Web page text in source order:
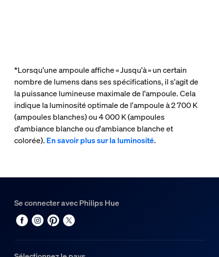
*Lorsqu'une ampoule affiche « Jusqu'à » un certain
nombre de lumens dans ses spécifications, il s'agit de
la puissance lumineuse maximale de l'ampoule. Cela
indique la luminosité optimale de l'ampoule à 2 700 K
(ampoules blanches) ou 4 000 K (ampoules
d'ambiance blanche ou d'ambiance blanche et
colorée). En savoir plus sur la luminosité.
Se connecter avec Philips Hue